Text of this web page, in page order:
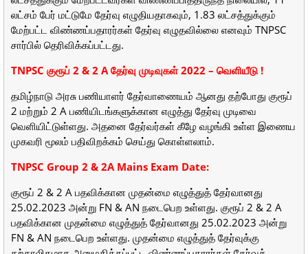
லட்சம் பேர் மட்டுமே தேர்வு எழுதியதாகவும், 1.83 லட்சத்துக்கும்
மேற்பட்ட விண்ணப்பதாரர்கள் தேர்வு எழுதவில்லை எனவும் TNPSC
சார்பில் தெரிவிக்கப்பட்டது.
TNPSC குரூப் 2 & 2 A தேர்வு முடிவுகள் 2022 – வெளியீடு !
தமிழ்நாடு அரசு பணியாளர் தேர்வாணையம் ஆனது தற்போது குரூப்
2 மற்றும் 2 A பணியிடங்களுக்கான எழுத்து தேர்வு முடிவை
வெளியிட்டுள்ளது. அதனை தேர்வர்கள் கீழே வழங்கி உள்ள இணைய
முகவரி மூலம் பதிவிறக்கம் செய்து கொள்ளலாம்.
TNPSC Group 2 & 2A Mains Exam Date:
குரூப் 2 & 2 A பதவிக்கான முதன்மை எழுத்துத் தேர்வானது
25.02.2023 அன்று FN & AN நடைபெற உள்ளது. குரூப் 2 & 2 A
பதவிக்கான முதன்மை எழுத்துத் தேர்வானது 25.02.2023 அன்று
FN & AN நடைபெற உள்ளது. முதன்மை எழுத்துத் தேர்வுக்கு